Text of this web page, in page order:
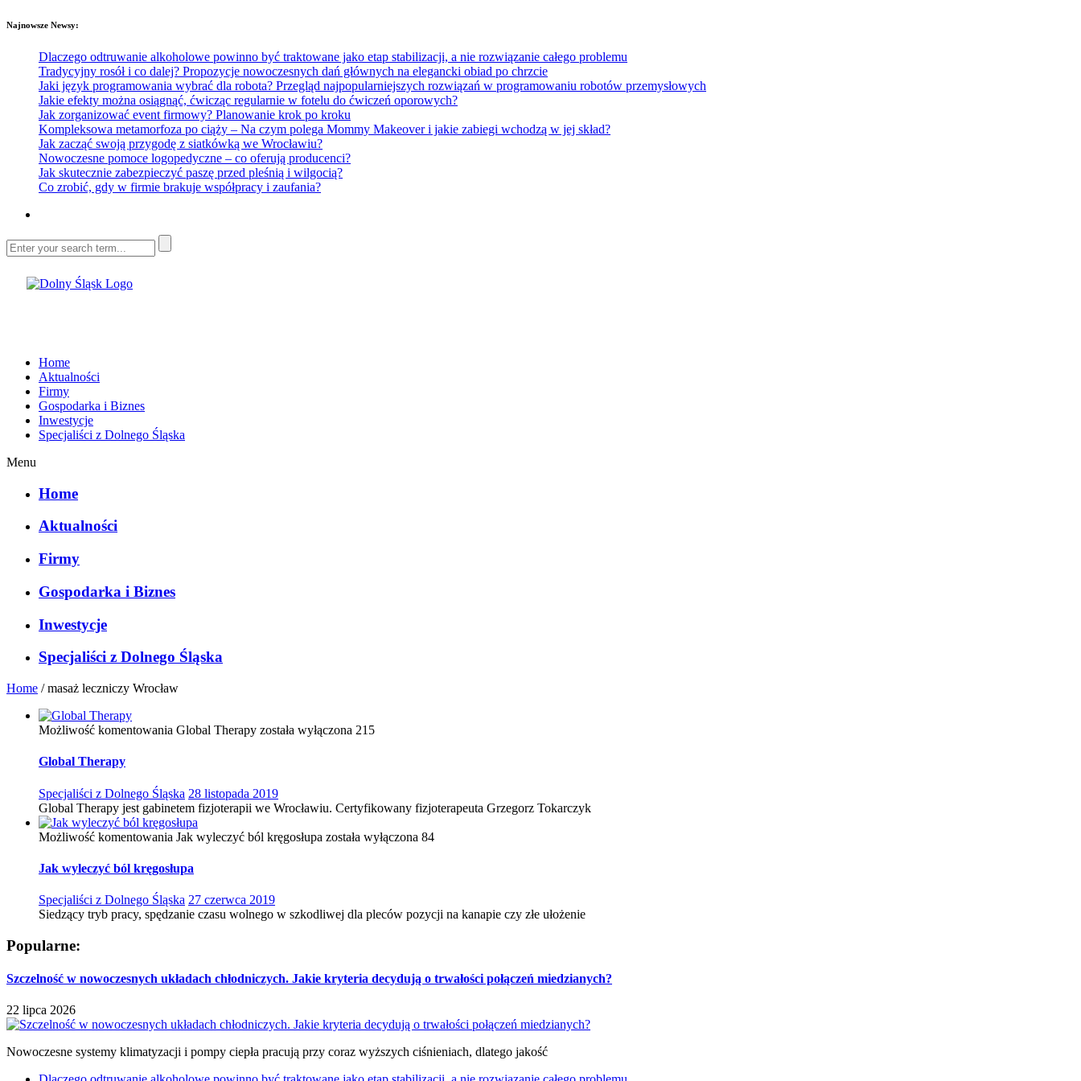
Najnowsze Newsy:
Dlaczego odtruwanie alkoholowe powinno być traktowane jako etap stabilizacji, a nie rozwiązanie całego problemu
Tradycyjny rosół i co dalej? Propozycje nowoczesnych dań głównych na elegancki obiad po chrzcie
Jaki język programowania wybrać dla robota? Przegląd najpopularniejszych rozwiązań w programowaniu robotów przemysłowych
Jakie efekty można osiągnąć, ćwicząc regularnie w fotelu do ćwiczeń oporowych?
Jak zorganizować event firmowy? Planowanie krok po kroku
Kompleksowa metamorfoza po ciąży – Na czym polega Mommy Makeover i jakie zabiegi wchodzą w jej skład?
Jak zacząć swoją przygodę z siatkówką we Wrocławiu?
Nowoczesne pomoce logopedyczne – co oferują producenci?
Jak skutecznie zabezpieczyć paszę przed pleśnią i wilgocią?
Co zrobić, gdy w firmie brakuje współpracy i zaufania?
Home
Aktualności
Firmy
Gospodarka i Biznes
Inwestycje
Specjaliści z Dolnego Śląska
Menu
Home
Aktualności
Firmy
Gospodarka i Biznes
Inwestycje
Specjaliści z Dolnego Śląska
Home /masaż leczniczy Wrocław
Możliwość komentowania Global Therapy została wyłączona 215
Global Therapy
Specjaliści z Dolnego Śląska 28 listopada 2019
Global Therapy jest gabinetem fizjoterapii we Wrocławiu. Certyfikowany fizjoterapeuta Grzegorz Tokarczyk
Możliwość komentowania Jak wyleczyć ból kręgosłupa została wyłączona 84
Jak wyleczyć ból kręgosłupa
Specjaliści z Dolnego Śląska 27 czerwca 2019
Siedzący tryb pracy, spędzanie czasu wolnego w szkodliwej dla pleców pozycji na kanapie czy złe ułożenie
Popularne:
Szczelność w nowoczesnych układach chłodniczych. Jakie kryteria decydują o trwałości połączeń miedzianych?
22 lipca 2026
Nowoczesne systemy klimatyzacji i pompy ciepła pracują przy coraz wyższych ciśnieniach, dlatego jakość